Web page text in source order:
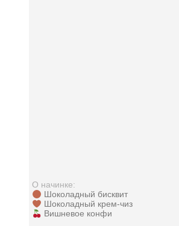
О начинке:
Шоколадный бисквит
Шоколадный крем-чиз
Вишневое конфи